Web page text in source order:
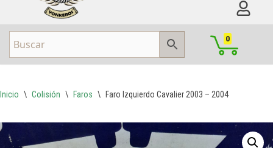
0
Inicio \ Colisión \ Faros \ Faro Izquierdo Cavalier 2003 – 2004